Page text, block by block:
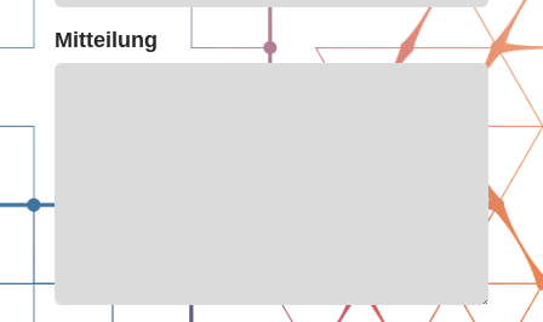
Mitteilung